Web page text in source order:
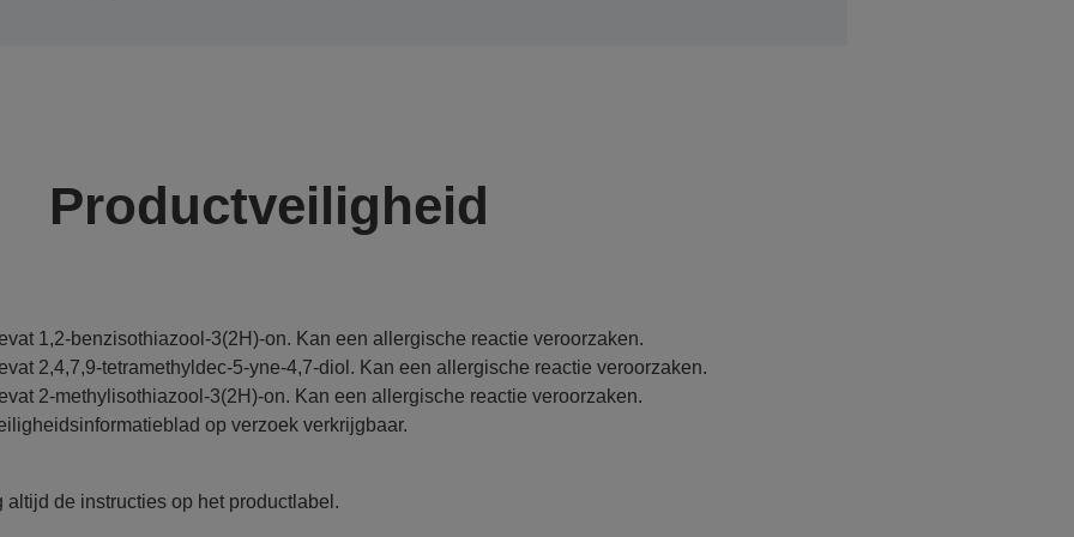
Productveiligheid
1,2-benzisothiazool-3(2H)-on. Kan een allergische reactie veroorzaken.
2,4,7,9-tetramethyldec-5-yne-4,7-diol. Kan een allergische reactie veroorzaken.
2-methylisothiazool-3(2H)-on. Kan een allergische reactie veroorzaken.
op verzoek verkrijgbaar.
altijd de instructies op het productlabel.